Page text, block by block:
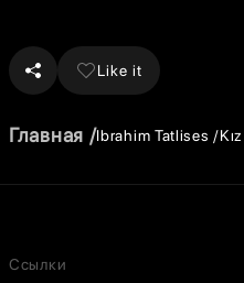
Like it
Главная Ibrahim Tatlises
Ссылки